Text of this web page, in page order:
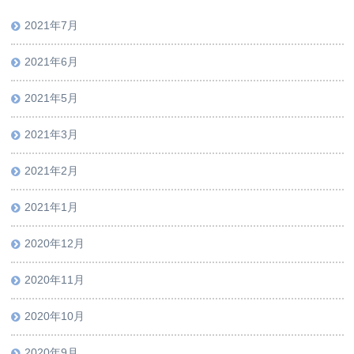
2021年7月
2021年6月
2021年5月
2021年3月
2021年2月
2021年1月
2020年12月
2020年11月
2020年10月